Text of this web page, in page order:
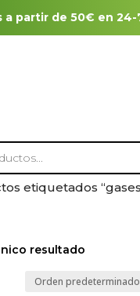
a partir de 50€ en 24-
etiquetados
resultado